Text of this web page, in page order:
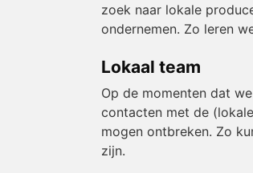
zoek naar lokale
ondernemen. Zo leren
Lokaal team
Op de momenten dat
contacten met de
mogen ontbreken. Zo
zijn.